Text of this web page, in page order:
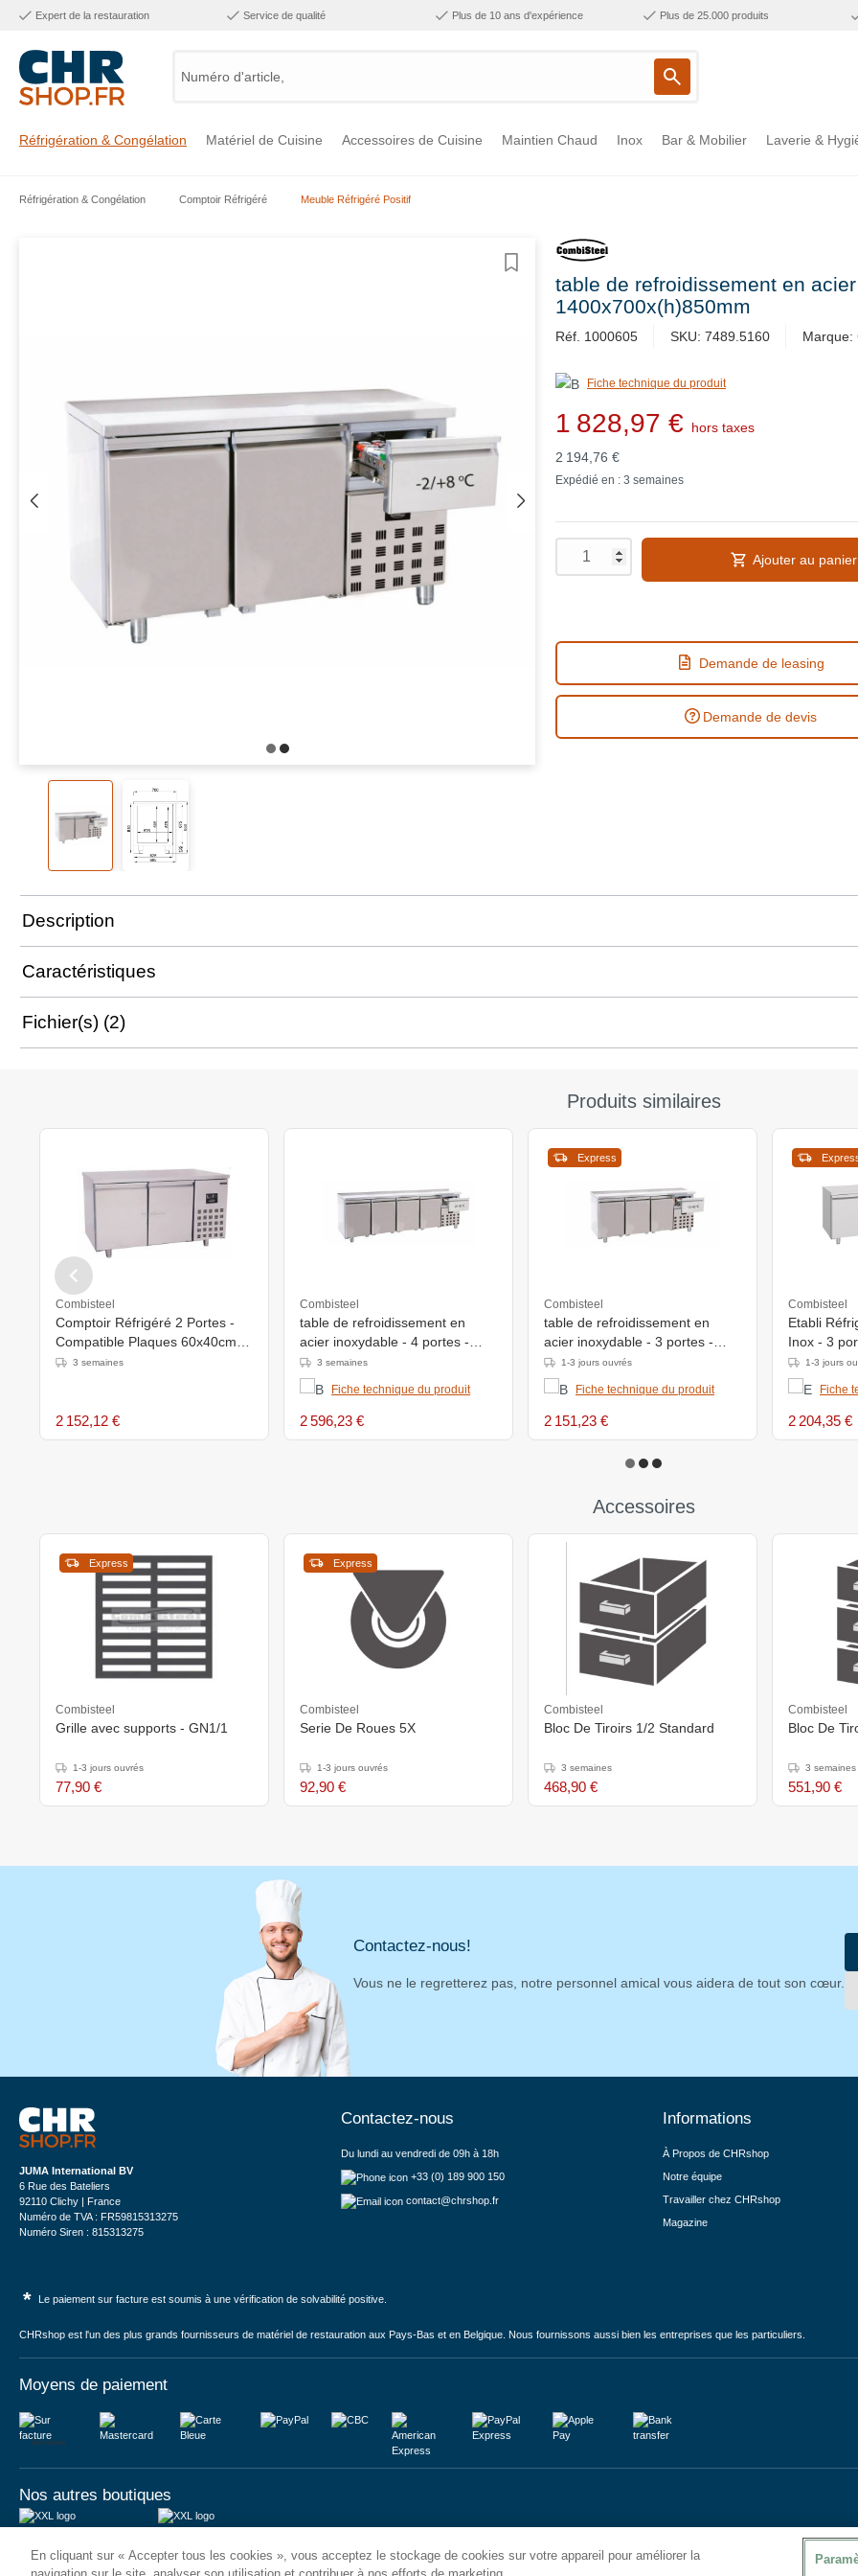
Expert de la restauration Service de qualité Plus de 10 ans d'expérience Plus de 25.000 produits
Numéro d'article, caté
Réfrigération & Congélation Matériel de Cuisine Accessoires de Cuisine Maintien Chaud Inox Bar & Mobilier Laverie &
Réfrigération & Congélation Comptoir Réfrigéré Meuble Réfrigéré Positif
table de refroidissement en
1400x700x(h)850mm
Réf. 1000605 SKU: 7489.5160 Marque:
Fiche technique du produit
1 828,97 €
hors taxes
2 194,76 €
Expédié en : 3 semaines
Ajouter au panier
Demande de leasing
Demande de devis
Description
Caractéristiques
Fichier(s) (2)
Produits similaires
Combisteel
Comptoir Réfrigéré 2 Portes -
Compatible Plaques 60x40cm -
800x1550x850(h)mm
3 semaines
2 152,12 €
Combisteel
table de refroidissement en
acier inoxydable - 4 portes -
circulation d'air -
2330x700x(h)850mm
3 semaines
Fiche technique du produit
2 596,23 €
Express
Combisteel
table de refroidissement en
acier inoxydable - 3 portes -
circulation d'air -
1865x700x(h)850mm
1-3 jours ouvrés
Fiche technique du produit
2 151,23 €
Combisteel
Etabli
Inox - 3
(haut)1-3 jours
Fiche
2 204,35 €
Accessoires
Express
Combisteel
Grille avec supports - GN1/1
1-3 jours ouvrés
77,90 €
Express
Combisteel
Serie De Roues 5X
1-3 jours ouvrés
92,90 €
Combisteel
Bloc De Tiroirs 1/2 Standard
3 semaines
468,90 €
Combisteel
Bloc De
3 semaines
551,90 €
Contactez-nous!
Vous ne le regretterez pas, notre personnel amical vous aidera de tout son cœur.
JUMA International BV
6 Rue des Bateliers
92110 Clichy | France
Numéro de TVA : FR59815313275
Numéro Siren : 815313275
Contactez-nous
Du lundi au vendredi de 09h à 18h
+33 (0) 189 900 150
contact@chrshop.fr
Informations
À Propos de CHRshop
Notre équipe
Travailler chez CHRshop
Magazine
* Le paiement sur facture est soumis à une vérification de solvabilité positive.
CHRshop est l'un des plus grands fournisseurs de matériel de restauration aux Pays-Bas et en Belgique. Nous fournissons aussi bien les entreprises que les particuliers.
Moyens de paiement
Sur facture
Nos autres boutiques
Königsborner Straße 26a
39175 Biederitz | Deutschland
Vrijheidweg 34
1521RR Wormerveer | Nederland
En cliquant sur « Accepter tous les cookies », vous acceptez le stockage de cookies sur votre appareil pour améliorer la